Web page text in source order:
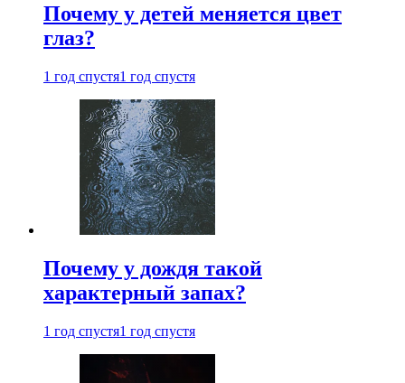
Почему у детей меняется цвет
глаз?
1 год спустя1 год спустя
Почему у дождя такой
характерный запах?
1 год спустя1 год спустя